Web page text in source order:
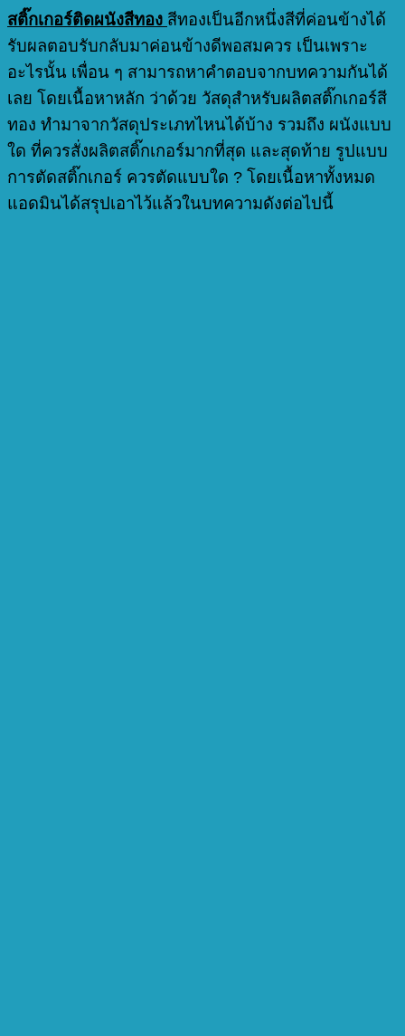
สติ๊กเกอร์ติดผนังสีทอง สีทองเป็นอีกหนึ่งสีที่ค่อนข้างได้
รับผลตอบรับกลับมาค่อนข้างดีพอสมควร เป็นเพราะ
อะไรนั้น เพื่อน ๆ สามารถหาคำตอบจากบทความกันได้
เลย โดยเนื้อหาหลัก ว่าด้วย วัสดุสำหรับผลิตสติ๊กเกอร์สี
ทอง ทำมาจากวัสดุประเภทไหนได้บ้าง รวมถึง ผนังแบบ
ใด ที่ควรสั่งผลิตสติ๊กเกอร์มากที่สุด และสุดท้าย รูปแบบ
การตัดสติ๊กเกอร์ ควรตัดแบบใด ? โดยเนื้อหาทั้งหมด
แอดมินได้สรุปเอาไว้แล้วในบทความดังต่อไปนี้